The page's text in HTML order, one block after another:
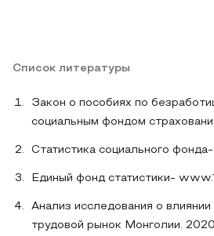
Список литературы
Закон о пособиях по
социальным фондом
Статистика социального
Единый фонд статистики-
Анализ исследования о
трудовой рынок Монголии. 2020